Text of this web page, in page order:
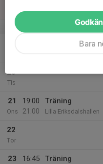
20
Tis
21
Ons
19:00
21:00
Träning
Lilla Eriksdalshallen
22
Tor
23
16:45
Träning
Bara